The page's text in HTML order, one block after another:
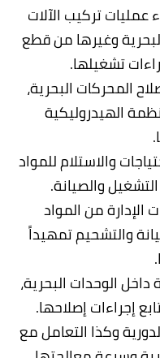
عمليات تركيب الآلات
وغيرها من قطع
تشغيلها.
المحركات البحرية،
الهيدروليكية
والاستلام للمواد
والصيانة.
الإدارة من المواد
والتشحيم تمهيداً
الوحدات البحرية،
إجراءات إصلاحها.
وكذا التعامل مع